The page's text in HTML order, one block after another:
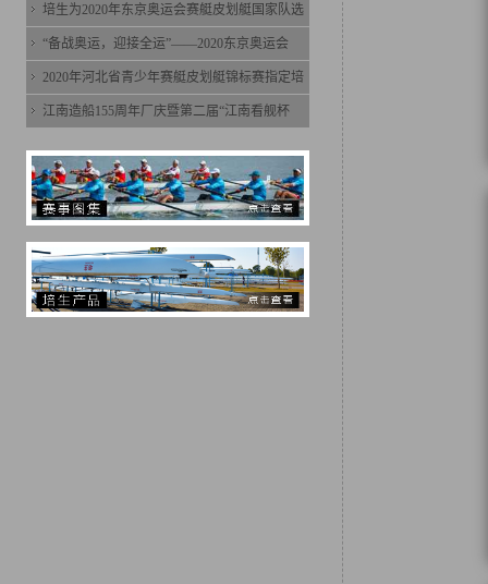
培生为2020年东京奥运会赛艇皮划艇国家队选
“备战奥运，迎接全运”——2020东京奥运会
2020年河北省青少年赛艇皮划艇锦标赛指定培
江南造船155周年厂庆暨第二届“江南看舰杯